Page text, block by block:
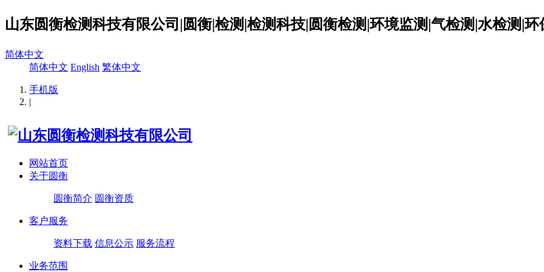
山东圆衡检测科技有限公司|圆衡|检测|检测科技|圆衡检测|环境监测|气检测|水检测|环
简体中文
简体中文 English 繁体中文
手机版
|
网站首页
关于圆衡
圆衡简介 圆衡资质
客户服务
资料下载 信息公示 服务流程
业务范围